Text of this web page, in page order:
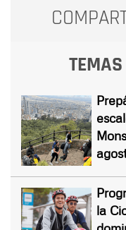
la